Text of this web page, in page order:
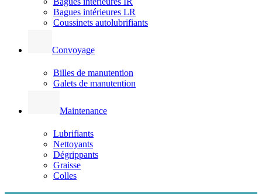
Bagues intérieures LR
Coussinets autolubrifiants
Convoyage
Billes de manutention
Galets de manutention
Maintenance
Lubrifiants
Nettoyants
Dégrippants
Graisse
Colles